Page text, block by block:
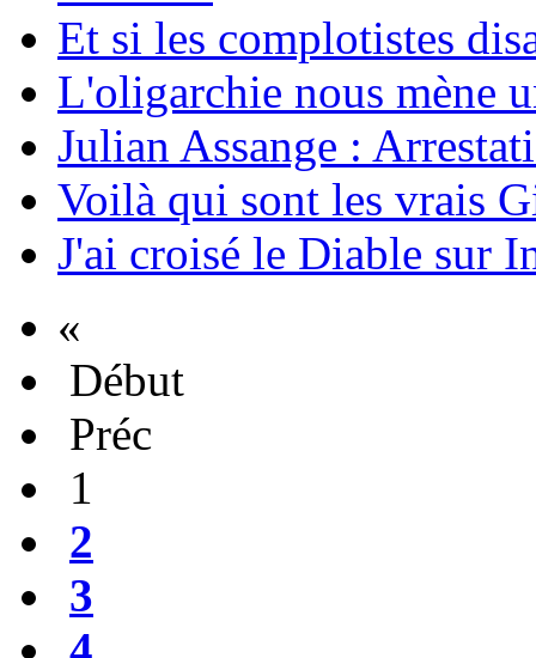
Et si les complotistes
L'oligarchie nous mène
Julian Assange :
Voilà qui sont les vrais
J'ai croisé le Diable sur
«
Début
Préc
1
2
3